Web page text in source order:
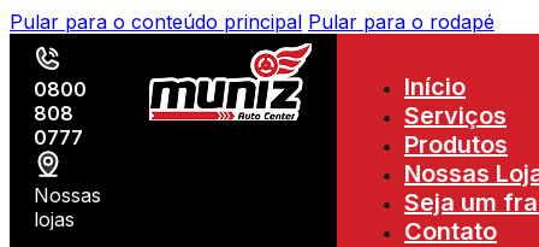
Pular para o conteúdo principal Pular para o rodapé
0800
808
0777
Nossas
lojas
Início
Serviços
Produtos
Nossas
Seja um
Contato